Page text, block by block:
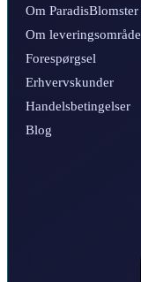
Om ParadisBlomster
Om leveringsområde
Forespørgsel
Erhvervskunder
Handelsbetingelser
Blog